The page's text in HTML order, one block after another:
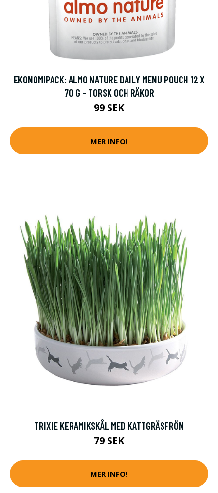
EKONOMIPACK: ALMO NATURE DAILY MENU POUCH 12 X
70 G - TORSK OCH RÄKOR
99 SEK
MER INFO!
TRIXIE KERAMIKSKÅL MED KATTGRÄSFRÖN
79 SEK
MER INFO!